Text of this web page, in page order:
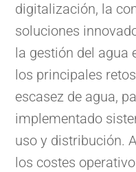
digitalización, la
soluciones
la gestión del agua
los principales
escasez de agua,
implementado
uso y distribución.
los costes